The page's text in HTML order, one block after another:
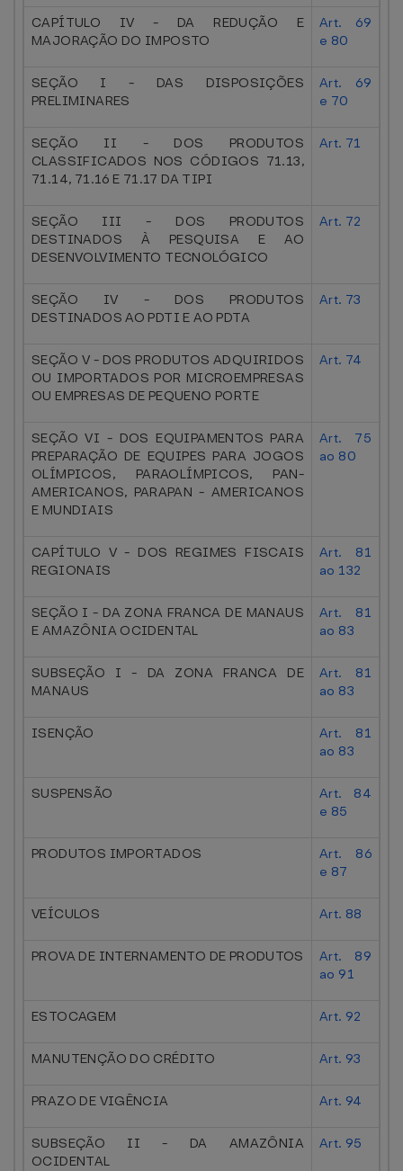
CAPÍTULO IV - DA REDUÇÃO E
MAJORAÇÃO DO IMPOSTO
Art. 69
e 80
SEÇÃO I - DAS DISPOSIÇÕES
PRELIMINARES
Art. 69
e 70
SEÇÃO II - DOS PRODUTOS
CLASSIFICADOS NOS CÓDIGOS 71.13,
71.14, 71.16 E 71.17 DA TIPI
Art. 71
SEÇÃO III - DOS PRODUTOS
DESTINADOS À PESQUISA E AO
DESENVOLVIMENTO TECNOLÓGICO
Art. 72
SEÇÃO IV - DOS PRODUTOS
DESTINADOS AO PDTI E AO PDTA
Art. 73
SEÇÃO V - DOS PRODUTOS ADQUIRIDOS
OU IMPORTADOS POR MICROEMPRESAS
OU EMPRESAS DE PEQUENO PORTE
Art. 74
SEÇÃO VI - DOS EQUIPAMENTOS PARA
PREPARAÇÃO DE EQUIPES PARA JOGOS
OLÍMPICOS, PARAOLÍMPICOS, PAN-
AMERICANOS, PARAPAN - AMERICANOS
E MUNDIAIS
Art. 75
ao 80
CAPÍTULO V - DOS REGIMES FISCAIS
REGIONAIS
Art. 81
ao 132
SEÇÃO I - DA ZONA FRANCA DE MANAUS
E AMAZÔNIA OCIDENTAL
Art. 81
ao 83
SUBSEÇÃO I - DA ZONA FRANCA DE
MANAUS
Art. 81
ao 83
ISENÇÃO
Art. 81
ao 83
SUSPENSÃO
Art. 84
e 85
PRODUTOS IMPORTADOS
Art. 86
e 87
VEÍCULOS Art. 88
PROVA DE INTERNAMENTO DE PRODUTOS
Art. 89
ao 91
ESTOCAGEM Art. 92
MANUTENÇÃO DO CRÉDITO Art. 93
PRAZO DE VIGÊNCIA Art. 94
SUBSEÇÃO II - DA AMAZÔNIA
OCIDENTAL
Art. 95